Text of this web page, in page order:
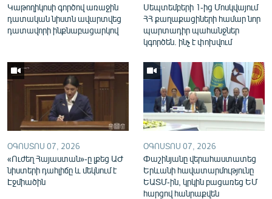
English
Русский
ՀԵՏԵՎԵՔ ՄԵԶ
«Ազատության» բոլոր կայքերը
Կաթողիկոսի գործով առաջին
դատական նիստն ավարտվեց
դատավորի ինքնաբացարկով
Սեպտեմբերի 1-ից Մոսկվայում
ՀՀ քաղաքացիների համար նոր
պարտադիր պահանջներ
կգործեն. ինչ է փոխվում
ՕԳՈՍՏՈՍ 07, 2026
«Ուժեղ Հայաստան»-ը լքեց ԱԺ
նիստերի դահլիճը և մեկնում է
Էջմիածին
ՕԳՈՍՏՈՍ 07, 2026
Փաշինյանը վերահաստատեց
Երևանի հավատարմությունը
ԵԱՏՄ-ին, կրկին բացառեց ԵՄ
հարցով հանրաքվեն